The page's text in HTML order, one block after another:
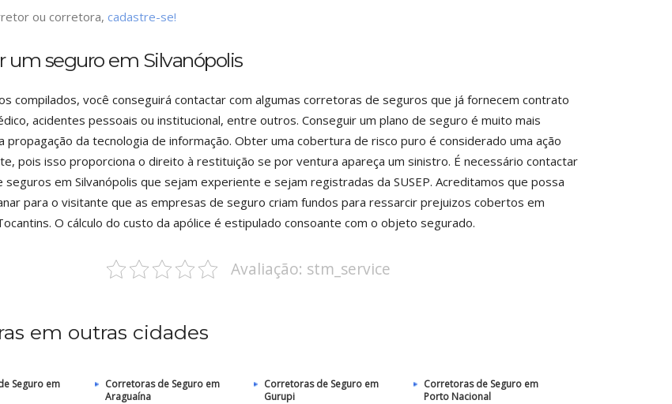
ou corretora, cadastre-se!
um seguro em Silvanópolis
compilados, você conseguirá contactar com algumas corretoras de seguros que já fornecem contrato
acidentes pessoais ou institucional, entre outros. Conseguir um plano de seguro é muito mais
propagação da tecnologia de informação. Obter uma cobertura de risco puro é considerado uma ação
pois isso proporciona o direito à restituição se por ventura apareça um sinistro. É necessário contactar
em Silvanópolis que sejam experiente e sejam registradas da SUSEP. Acreditamos que possa
para o visitante que as empresas de seguro criam fundos para ressarcir prejuizos cobertos em
O cálculo do custo da apólice é estipulado consoante com o objeto segurado.
Avaliação: stm_service
em outras cidades
Seguro em
Corretoras de Seguro em
Araguaína
Corretoras de Seguro em
Gurupi
Corretoras de Seguro em
Porto Nacional